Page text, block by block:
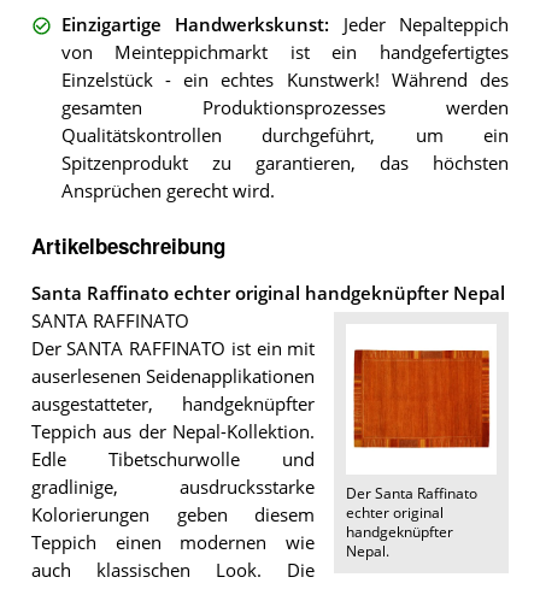
Einzigartige Handwerkskunst: Jeder Nepalteppich
von Meinteppichmarkt ist ein handgefertigtes
Einzelstück - ein echtes Kunstwerk! Während des
gesamten Produktionsprozesses werden
Qualitätskontrollen durchgeführt, um ein
Spitzenprodukt zu garantieren, das höchsten
Ansprüchen gerecht wird.
Artikelbeschreibung
Santa Raffinato echter original handgeknüpfter Nepal
Der Santa Raffinato
echter original
handgeknüpfter
Nepal.
SANTA RAFFINATO
Der SANTA RAFFINATO ist ein mit
auserlesenen Seidenapplikationen
ausgestatteter, handgeknüpfter
Teppich aus der Nepal-Kollektion.
Edle Tibetschurwolle und
gradlinige, ausdrucksstarke
Kolorierungen geben diesem
Teppich einen modernen wie
auch klassischen Look. Die